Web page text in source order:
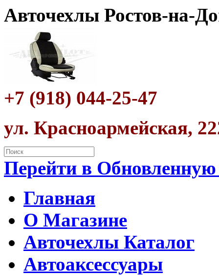
Авточехлы Ростов-на-
+7 (918) 044-25-47
ул. Красноармейская,
Перейти в
Главная
О Магазине
Авточехлы Каталог
Автоаксессуары